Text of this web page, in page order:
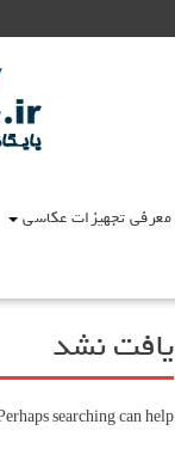
معرفی تجهیزات عکاسی
یافت نشد
searching can help.